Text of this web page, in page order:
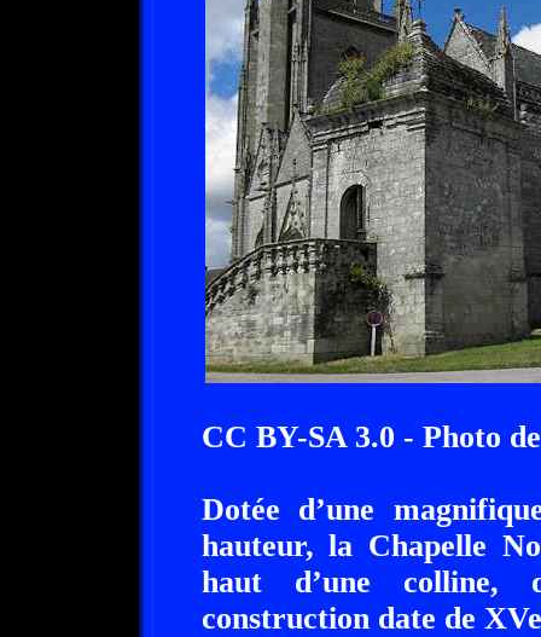
CC BY-SA 3.0 - Photo
Dotée d’une
hauteur, la Chapelle
haut d’une colline,
construction date de